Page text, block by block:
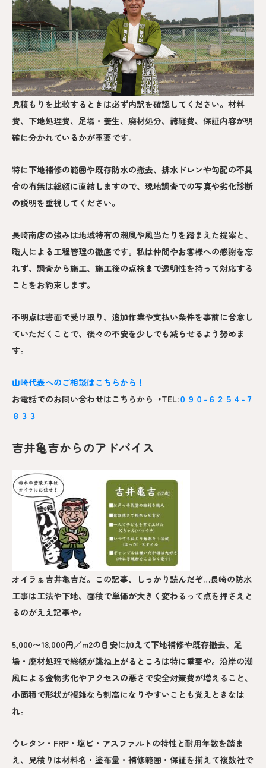
見積もりを比較するときは必ず内訳を確認してください。材料
費、下地処理費、足場・養生、廃材処分、諸経費、保証内容が明
確に分かれているかが重要です。
特に下地補修の範囲や既存防水の撤去、排水ドレンや勾配の不具
合の有無は総額に直結しますので、現地調査での写真や劣化診断
の説明を重視してください。
長崎南店の強みは地域特有の潮風や風当たりを踏まえた提案と、
職人による工程管理の徹底です。私は仲間やお客様への感謝を忘
れず、調査から施工、施工後の点検まで透明性を持って対応する
ことをお約束します。
不明点は書面で受け取り、追加作業や支払い条件を事前に合意し
ていただくことで、後々の不安を少しでも減らせるよう努めま
す。
山崎代表へのご相談はこちらから！
お電話でのお問い合わせはこちらから→TEL:０９０-６２５４-７
８３３
吉井亀吉からのアドバイス
オイラぁ吉井亀吉だ。この記事、しっかり読んだぞ…長崎の防水
工事は工法や下地、面積で単価が大きく変わるって点を押さえと
るのがええ記事や。
5,000〜18,000円／m2の目安に加えて下地補修や既存撤去、足
場・廃材処理で総額が跳ね上がるところは特に重要や。沿岸の潮
風による金物劣化やアクセスの悪さで安全対策費が増えること、
小面積で形状が複雑なら割高になりやすいことも覚えときなは
れ。
ウレタン・FRP・塩ビ・アスファルトの特性と耐用年数を踏ま
え、見積りは材料名・塗布量・補修範囲・保証を揃えて複数社で